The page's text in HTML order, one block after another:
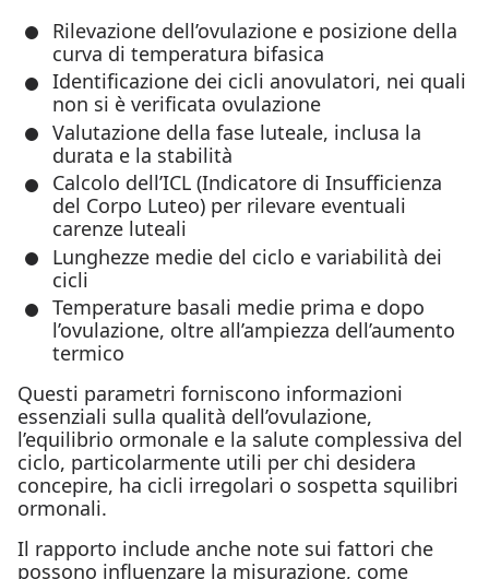
Rilevazione dell’ovulazione e posizione della
curva di temperatura bifasica
Identificazione dei cicli anovulatori, nei quali
non si è verificata ovulazione
Valutazione della fase luteale, inclusa la
durata e la stabilità
Calcolo dell’ICL (Indicatore di Insufficienza
del Corpo Luteo) per rilevare eventuali
carenze luteali
Lunghezze medie del ciclo e variabilità dei
cicli
Temperature basali medie prima e dopo
l’ovulazione, oltre all’ampiezza dell’aumento
termico
Questi parametri forniscono informazioni
essenziali sulla qualità dell’ovulazione,
l’equilibrio ormonale e la salute complessiva del
ciclo, particolarmente utili per chi desidera
concepire, ha cicli irregolari o sospetta squilibri
ormonali.
Il rapporto include anche note sui fattori che
possono influenzare la misurazione, come